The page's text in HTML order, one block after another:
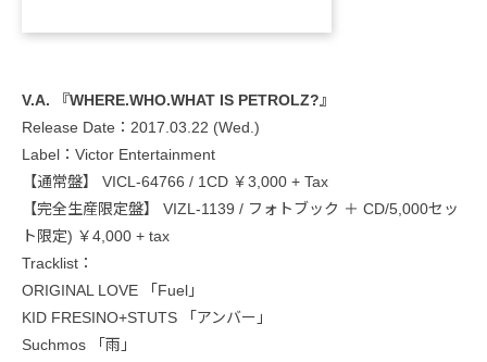
V.A. 『WHERE.WHO.WHAT IS PETROLZ?』
Release Date：2017.03.22 (Wed.)
Label：Victor Entertainment
【通常盤】 VICL-64766 / 1CD ￥3,000 + Tax
【完全生産限定盤】 VIZL-1139 / フォトブック ＋ CD/5,000セッ
ト限定) ￥4,000 + tax
Tracklist：
ORIGINAL LOVE 「Fuel」
KID FRESINO+STUTS 「アンバー」
Suchmos 「雨」